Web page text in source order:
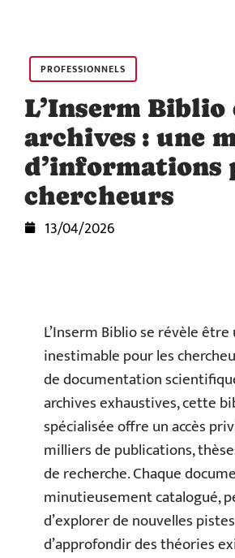
PROFESSIONNELS
L’Inserm Biblio
archives : une
d’informations
chercheurs
13/04/2026
L’Inserm Biblio se révèle
inestimable pour les
de documentation
archives exhaustives, cette
spécialisée offre un accès
milliers de publications,
de recherche. Chaque
minutieusement catalogué,
d’explorer de nouvelles
d’approfondir des théories